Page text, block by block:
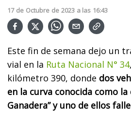
17 de Octubre de 2023 a las 16:43
Este fin de semana dejo un
vial en la Ruta Nacional N° 34
kilómetro 390, donde dos
en la curva conocida como la
Ganadera” y uno de ellos